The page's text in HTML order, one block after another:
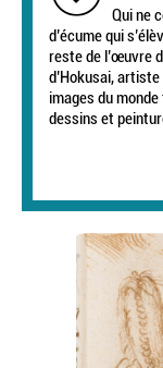
Qui ne
d’écume qui
reste de l’œuvre
d’Hokusai,
images du
dessins et